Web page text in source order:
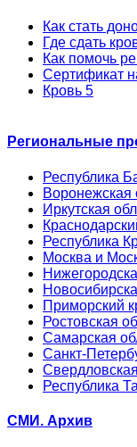
Как стать
Где сдать
Как помочь
Сертификат
Кровь 5
Региональные
Республика
Воронежская
Иркутская
Республика
Москва и
Приморский
Ростовская
Самарская
Санкт-
Республика
СМИ. Архив